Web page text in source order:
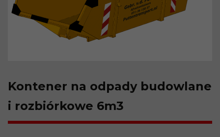
Kontener na odpady budowlane
i rozbiórkowe 6m3